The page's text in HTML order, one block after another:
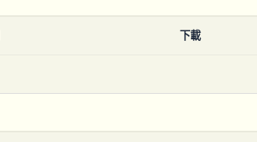
下載